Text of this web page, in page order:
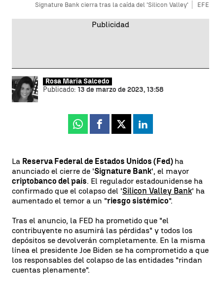
Signature Bank cierra tras la caída del 'Silicon Valley' EFE
Rosa María Salcedo
Publicado: 13 de marzo de 2023, 13:58
Whatsapp
Facebook
X Linkedin
La Reserva Federal de Estados Unidos (Fed) ha
anunciado el cierre de 'Signature Bank', el mayor
criptobanco del país. El regulador estadounidense ha
confirmado que el colapso del 'Silicon Valley Bank' ha
aumentado el temor a un "riesgo sistémico".
Tras el anuncio, la FED ha prometido que "el
contribuyente no asumirá las pérdidas" y todos los
depósitos se devolverán completamente. En la misma
línea el presidente Joe Biden se ha comprometido a que
los responsables del colapso de las entidades "rindan
cuentas plenamente".